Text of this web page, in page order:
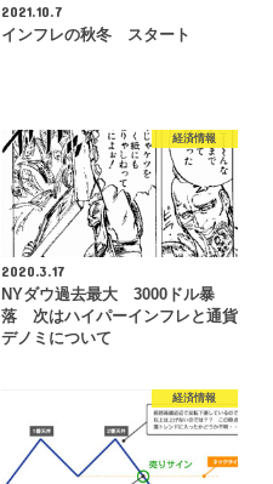
2021.10.7
インフレの秋冬 スタート
経済情報
2020.3.17
NYダウ過去最大 3000ドル暴
落 次はハイパーインフレと通貨
デノミについて
経済情報